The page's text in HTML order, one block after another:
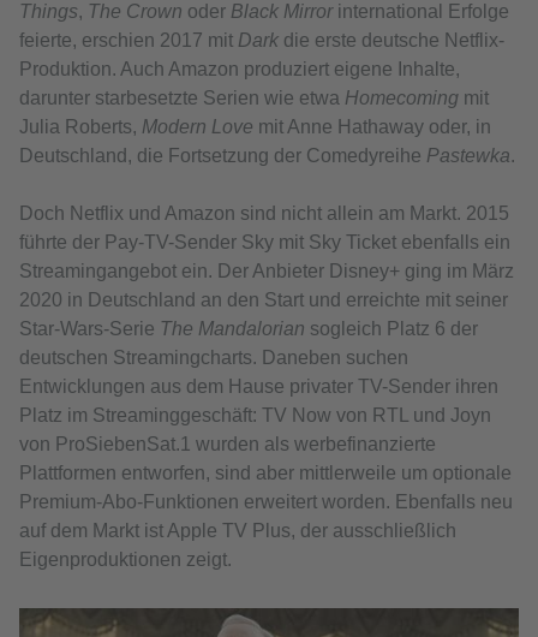
Things, The Crown oder Black Mirrorinternational Erfolge
feierte, erschien 2017 mit Dark die erste deutsche Netflix-
Produktion. Auch Amazon produziert eigene Inhalte,
darunter starbesetzte Serien wie etwa Homecoming mit
Julia Roberts, Modern Love mit Anne Hathaway oder, in
Deutschland, die Fortsetzung der Comedyreihe Pastewka.
Doch Netflix und Amazon sind nicht allein am Markt. 2015
führte der Pay-TV-Sender Sky mit Sky Ticket ebenfalls ein
Streamingangebot ein. Der Anbieter Disney+ ging im März
2020 in Deutschland an den Start und erreichte mit seiner
Star-Wars-Serie The Mandalorian sogleich Platz 6 der
deutschen Streamingcharts. Daneben suchen
Entwicklungen aus dem Hause privater TV-Sender ihren
Platz im Streaminggeschäft: TV Now von RTL und Joyn
von ProSiebenSat.1 wurden als werbefinanzierte
Plattformen entworfen, sind aber mittlerweile um optionale
Premium-Abo-Funktionen erweitert worden. Ebenfalls neu
auf dem Markt ist Apple TV Plus, der ausschließlich
Eigenproduktionen zeigt.